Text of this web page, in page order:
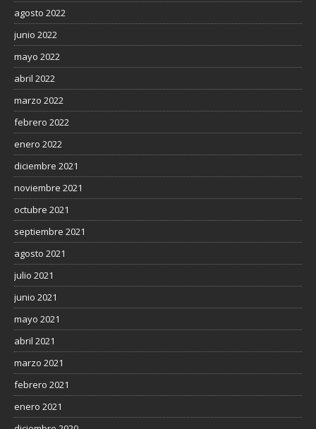
agosto 2022
junio 2022
mayo 2022
abril 2022
marzo 2022
febrero 2022
enero 2022
diciembre 2021
noviembre 2021
octubre 2021
septiembre 2021
agosto 2021
julio 2021
junio 2021
mayo 2021
abril 2021
marzo 2021
febrero 2021
enero 2021